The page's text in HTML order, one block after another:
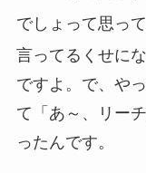
でしょって思って
言ってるくせに
ですよ。で、や
て「あ～、リー
ったんです。